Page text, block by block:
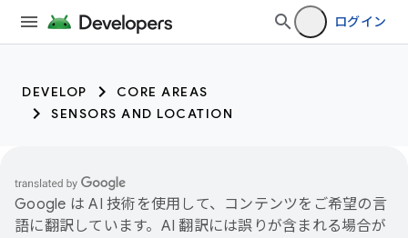
ログイン
DEVELOP
CORE AREAS
SENSORS AND LOCATION
Google は AI 技術を使用して、コンテンツをご希望の言
語に翻訳しています。AI 翻訳には誤りが含まれる場合が